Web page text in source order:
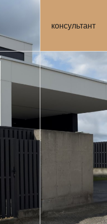
консультант